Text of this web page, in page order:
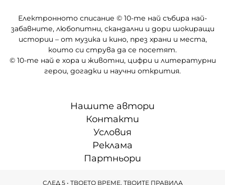
Електронното списание © 10-те най събира най-
забавните, любопитни, скандални и дори шокиращи
истории – от музика и кино, през храни и места,
които си струва да се посетят.
© 10-те най е хора и животни, цифри и литературни
герои, догадки и научни открития.
Нашите автори
Контакти
Условия
Реклама
Партньори
СЛЕД 5 • ТВОЕТО ВРЕМЕ, ТВОИТЕ ПРАВИЛА